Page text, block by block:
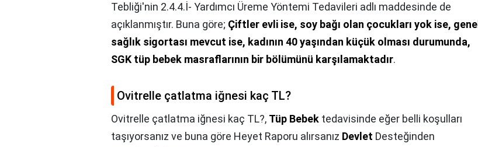
Tebliği'nin 2.4.4.İ- Yardımcı Üreme Yöntemi Tedavileri adlı maddesinde de
açıklanmıştır. Buna göre; Çiftler evli ise, soy bağı olan çocukları yok ise, genel
sağlık sigortası mevcut ise, kadının 40 yaşından küçük olması durumunda,
SGK tüp bebek masraflarının bir bölümünü karşılamaktadır.
Ovitrelle çatlatma iğnesi kaç TL?
Ovitrelle çatlatma iğnesi kaç TL?, Tüp Bebek tedavisinde eğer belli koşulları
taşıyorsanız ve buna göre Heyet Raporu alırsanız Devlet Desteğinden